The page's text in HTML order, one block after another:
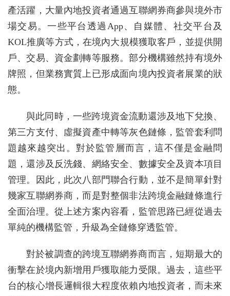
產活躍，大量內地投資者通過互聯網券商參與境外市
場交易。一些平台透過App、自媒體、社交平台及
KOL推廣等方式，在境內大規模獲取客戶，並提供開
戶、交易、資金劃轉等服務。部分機構雖然持有境外
牌照，但業務實質上已形成面向境內投資者展業的狀
態。
與此同時，一些跨境資金流動還涉及地下兌換、
第三方支付、虛擬資產中轉等灰色鏈條，監管套利問
題越來越突出。對於監管層而言，這不僅是金融問
題，還涉及反洗錢、網絡安全、數據安全及資本項目
管理。因此，此次八部門聯合行動，並不是簡單針對
幾家互聯網券商，而是對整個非法跨境金融鏈條進行
全面治理。從上述方案內容看，監管思路已經從過去
單純的機構監管，升級為全鏈條穿透監管。
對於被調查的跨境互聯網券商而言，短期最大的
衝擊在於境內新增用戶獲取能力受限。過去，這些平
台的核心增長邏輯很大程度依賴內地投資者，而未來